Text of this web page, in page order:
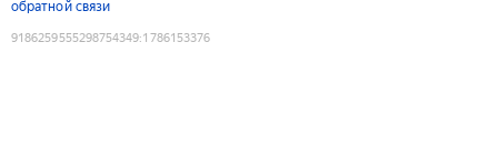
обратной связи
9186259555298754349:1786153376